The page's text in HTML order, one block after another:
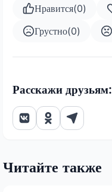
Нравится(0)
Грустно(0)
Расскажи друзьям:
Читайте также